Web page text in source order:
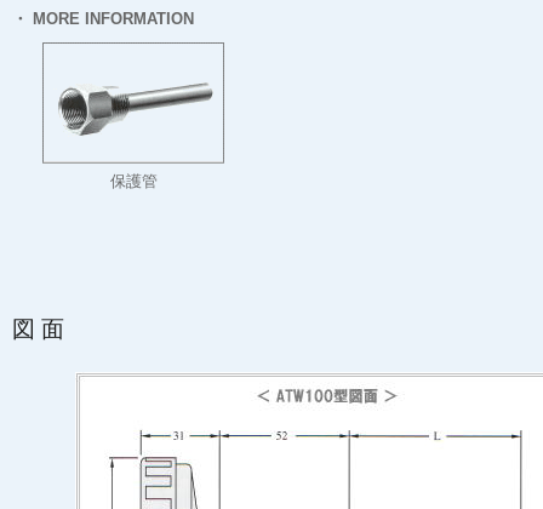
・ MORE INFORMATION
保護管
図面